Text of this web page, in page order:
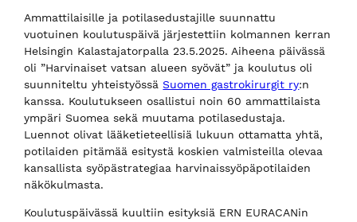
Ammattilaisille ja potilasedustajille suunnattu
vuotuinen koulutuspäivä järjestettiin kolmannen kerran
Helsingin Kalastajatorpalla 23.5.2025. Aiheena päivässä
oli ”Harvinaiset vatsan alueen syövät” ja koulutus oli
suunniteltu yhteistyössäSuomen gastrokirurgit ry:n
kanssa. Koulutukseen osallistui noin 60 ammattilaista
ympäri Suomea sekä muutama potilasedustaja.
Luennot olivat lääketieteellisiä lukuun ottamatta yhtä,
potilaiden pitämää esitystä koskien valmisteilla olevaa
kansallista syöpästrategiaa harvinaissyöpäpotilaiden
näkökulmasta.
Koulutuspäivässä kuultiin esityksiä ERN EURACANin